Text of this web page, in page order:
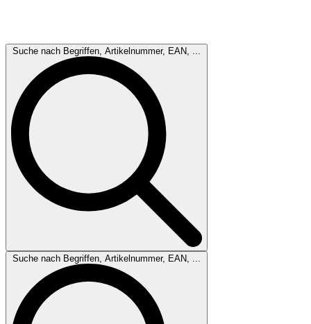
Suche nach Begriffen, Artikelnummer, EAN, ...
Suche nach Begriffen, Artikelnummer, EAN, ...